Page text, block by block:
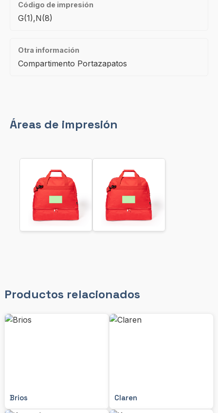
Código de impresión
G(1),N(8)
Otra información
Compartimento Portazapatos
Áreas de impresión
Productos relacionados
Brios Claren